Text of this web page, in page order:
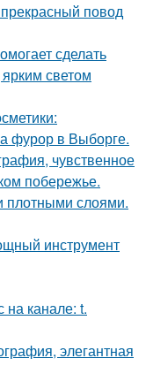
повод
сделать
светом
фурор в Выборге.
чувственное
побережье.
плотными слоями.
инструмент
канале: t.
элегантная